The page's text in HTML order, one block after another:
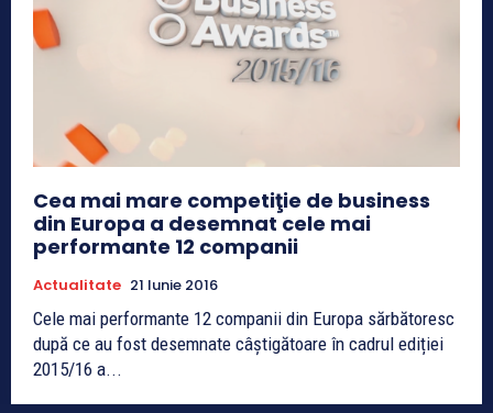
Cea mai mare competiţie de business
din Europa a desemnat cele mai
performante 12 companii
Actualitate 21 Iunie 2016
Cele mai performante 12 companii din Europa sărbătoresc
după ce au fost desemnate câștigătoare în cadrul ediției
2015/16 a...